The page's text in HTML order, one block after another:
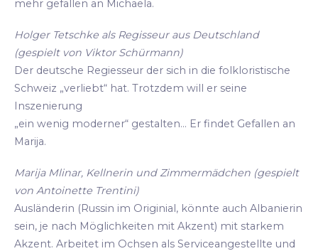
mehr gefallen an Michaela.
Holger Tetschke als Regisseur aus Deutschland
(gespielt von Viktor Schürmann)
Der deutsche Regiesseur der sich in die folkloristische
Schweiz „verliebt“ hat. Trotzdem will er seine
Inszenierung
„ein wenig moderner“ gestalten... Er findet Gefallen an
Marija.
Marija Mlinar, Kellnerin und Zimmermädchen (gespielt
von Antoinette Trentini)
Ausländerin (Russin im Originial, könnte auch Albanierin
sein, je nach Möglichkeiten mit Akzent) mit starkem
Akzent. Arbeitet im Ochsen als Serviceangestellte und